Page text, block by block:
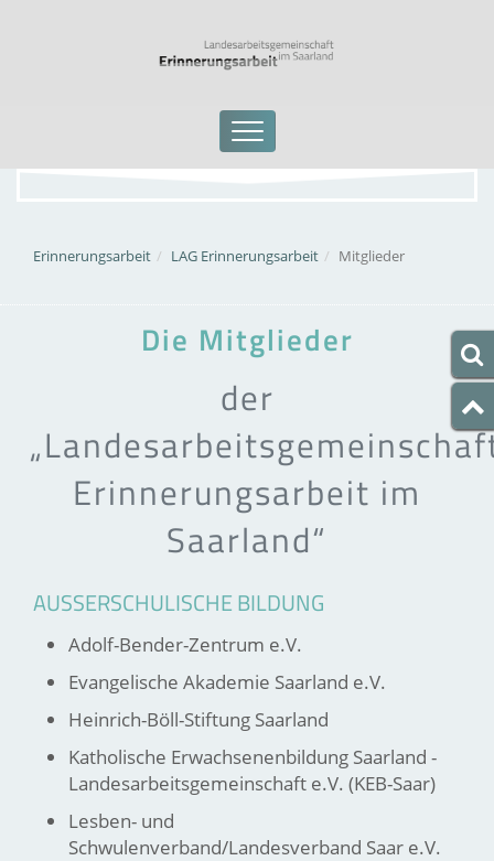
Erinnerungsarbeit LAG Erinnerungsarbeit Mitglieder
Die Mitglieder
der
Erinnerungsarbeit im
Saarland“
AUSSERSCHULISCHE BILDUNG
Adolf-Bender-Zentrum e.V.
Evangelische Akademie Saarland e.V.
Heinrich-Böll-Stiftung Saarland
Katholische Erwachsenenbildung Saarland -
Landesarbeitsgemeinschaft e.V. (KEB-Saar)
Lesben- und
Schwulenverband/Landesverband Saar e.V.